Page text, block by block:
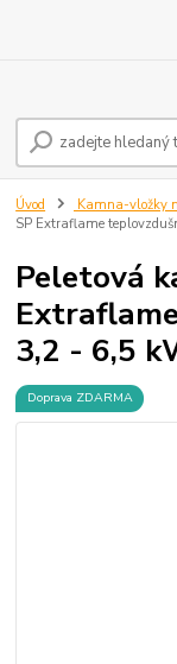
Úvod Kamna-vložky
SP Extraflame
Peletová
3,2 - 6,5
Doprava ZDARMA